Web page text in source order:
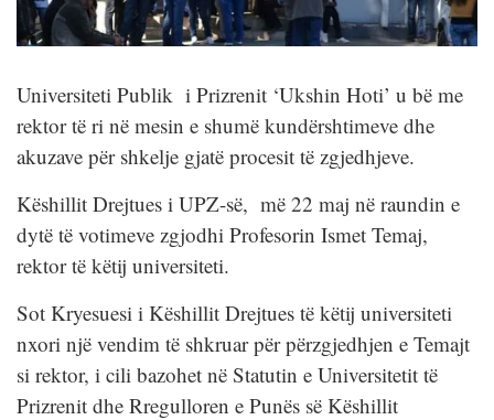
Universiteti Publik i Prizrenit ‘Ukshin Hoti’ u bë me
rektor të ri në mesin e shumë kundërshtimeve dhe
akuzave për shkelje gjatë procesit të zgjedhjeve.
Këshillit Drejtues i UPZ-së, më 22 maj në raundin e
dytë të votimeve zgjodhi Profesorin Ismet Temaj,
rektor të këtij universiteti.
Sot Kryesuesi i Këshillit Drejtues të këtij universiteti
nxori një vendim të shkruar për përzgjedhjen e Temajt
si rektor, i cili bazohet në Statutin e Universitetit të
Prizrenit dhe Rregulloren e Punës së Këshillit